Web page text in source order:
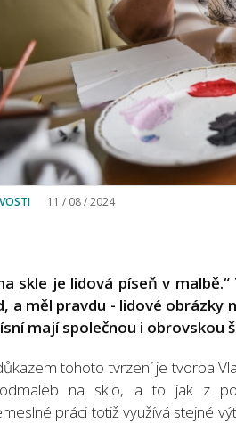
11 / 08 / 2024
skle je lidová píseň v
a měl pravdu - lidové obrázky
mají společnou i obrovskou
tohoto tvrzení je tvorba
na sklo, a to jak z
práci totiž využívá stejné